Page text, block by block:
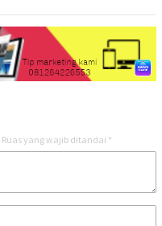
Ruas yang wajib ditandai *